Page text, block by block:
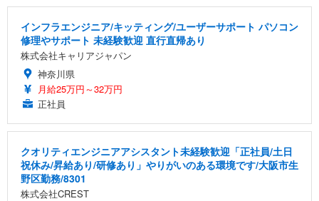
インフラエンジニア/キッティング/ユーザーサポート パソコン
修理やサポート 未経験歓迎 直行直帰あり
株式会社キャリアジャパン
神奈川県
月給25万円～32万円
正社員
クオリティエンジニアアシスタント未経験歓迎「正社員/土日
祝休み/昇給あり/研修あり」やりがいのある環境です/大阪市生
野区勤務/8301
株式会社CREST